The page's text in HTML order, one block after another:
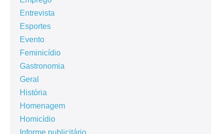
Entrevista
Esportes
Evento
Feminicídio
Gastronomia
Geral
História
Homenagem
Homicídio
Informe publicitário